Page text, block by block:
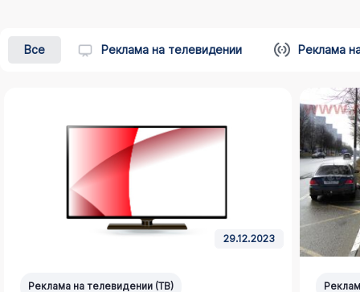
Все Реклама на телевидении Реклама
29.12.2023
Реклама на телевидении (ТВ)